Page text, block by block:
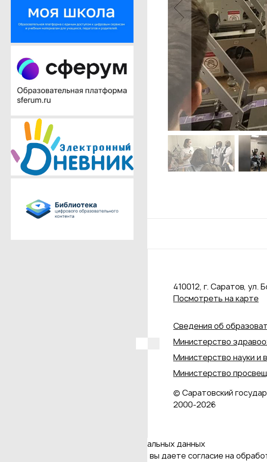
410012, г. Саратов, ул.
Посмотреть на карте
Сведения об
Министерство
Министерство науки и
Министерство
© Саратовский
2000‑2026
Даю согласие на обработку персональных данных
Продолжая использовать наш сайт, вы даете согласие на